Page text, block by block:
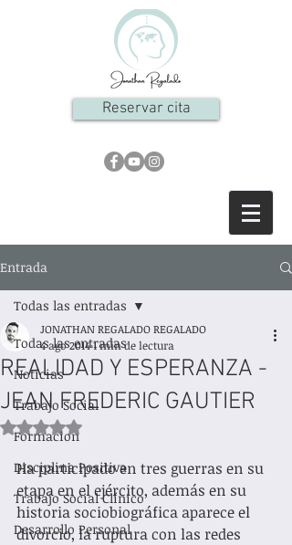
Reservar cita
Entrada
Todas las entradas
Noticias
Trabajo Social
Formacion
Disciplina Positiva
Trabajo Social Clínico
Desarrollo Personal
Todas las entradas
REALIDAD Y ESPERANZA -
JEAN FREDERIC GAUTIER
JONATHAN REGALADO REGALADO
4 ago 20141 min de lectura
Obtuvo NaN de 5 estrellas.
Ha participado en tres guerras en su
etapa en el ejército, además en su
historia sociobiográfica aparece el
divorcio, la ruptura con las redes